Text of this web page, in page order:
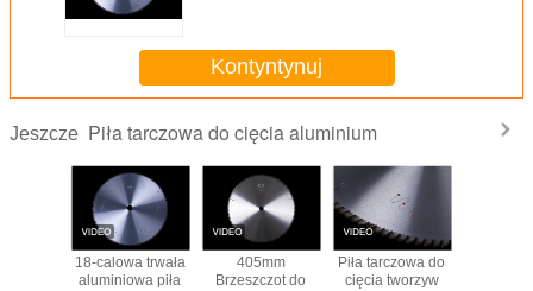
Kontyntynuj
Jeszcze Piła tarczowa do cięcia aluminium
18-calowa trwała
aluminiowa piła
405mm
Brzeszczot do
Piła tarczowa do
cięcia tworzyw